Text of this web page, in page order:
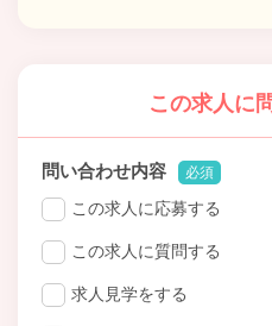
この求人に
問い合わせ内容 必須
この求人に応募する
この求人に質問する
求人見学をする